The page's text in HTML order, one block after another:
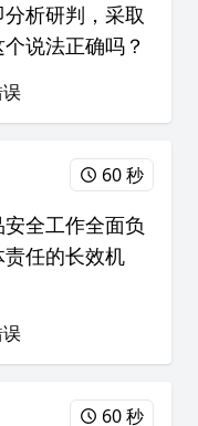
析研判，采取
说法正确吗？
60 秒
全工作全面负
任的长效机
60 秒